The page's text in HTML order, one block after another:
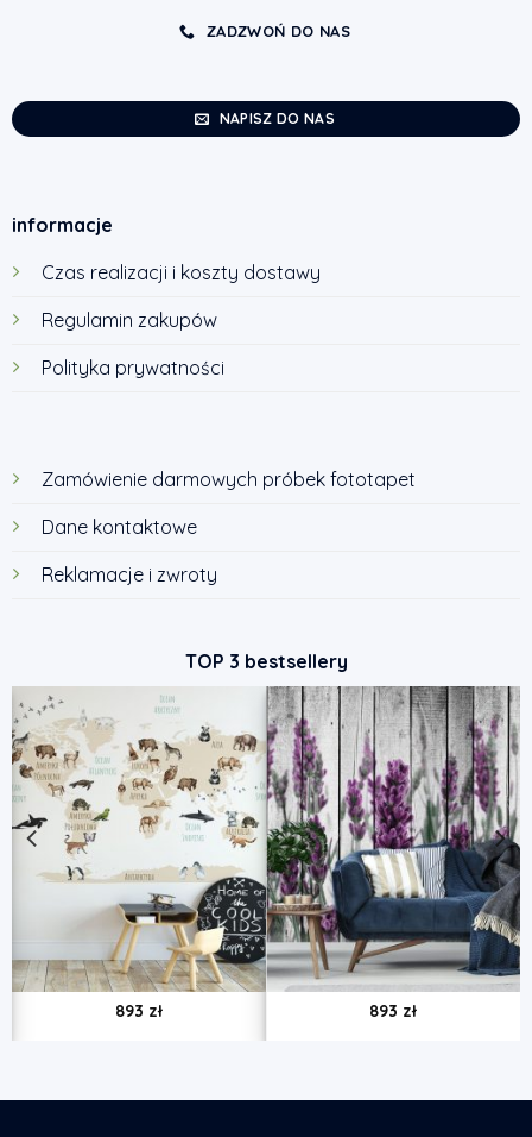
ZADZWOŃ DO NAS
NAPISZ DO NAS
informacje
Czas realizacji i koszty dostawy
Regulamin zakupów
Polityka prywatności
Zamówienie darmowych próbek fototapet
Dane kontaktowe
Reklamacje i zwroty
TOP 3 bestsellery
893 zł 893 zł